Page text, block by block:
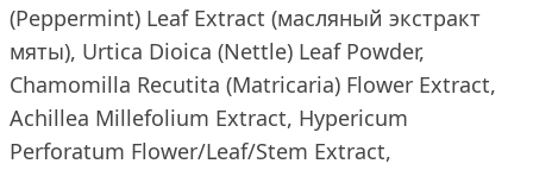
(Peppermint) Leaf Extract (масляный экстракт
мяты), Urtica Dioica (Nettle) Leaf Powder,
Chamomilla Recutita (Matricaria) Flower Extract,
Achillea Millefolium Extract, Hypericum
Perforatum Flower/Leaf/Stem Extract,